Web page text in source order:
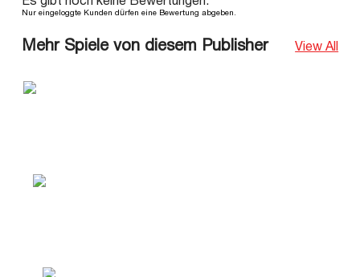
Nur eingeloggte Kunden dürfen eine Bewertung abgeben.
Mehr Spiele von diesem Publisher View All